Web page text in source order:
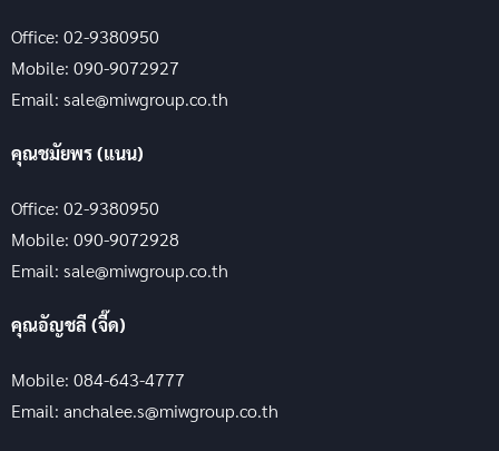
Office: 02-9380950
Mobile: 090-9072927
Email: sale@miwgroup.co.th
คุณชมัยพร (แนน)
Office: 02-9380950
Mobile: 090-9072928
Email: sale@miwgroup.co.th
คุณอัญชลี (จี๊ด)
Mobile: 084-643-4777
Email: anchalee.s@miwgroup.co.th